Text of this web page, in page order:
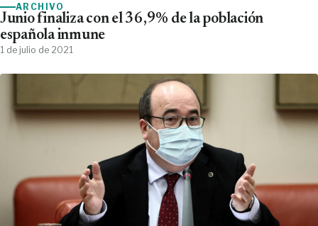
ARCHIVO
Junio finaliza con el 36,9% de la población
española inmune
1 de julio de 2021